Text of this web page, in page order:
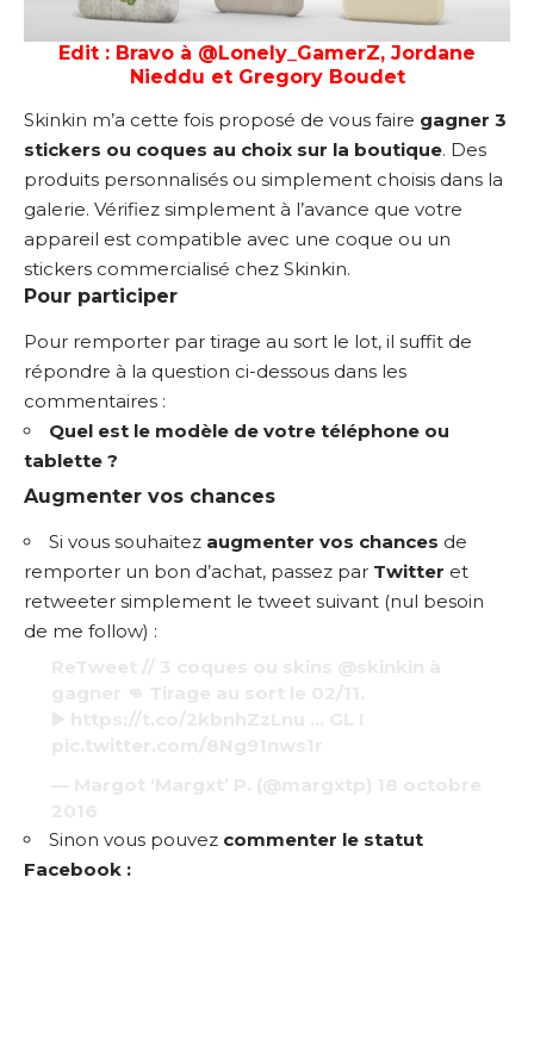
Edit : Bravo à @Lonely_GamerZ, Jordane
Nieddu et Gregory Boudet
Skinkin m’a cette fois proposé de vous faire gagner 3
stickers ou coques au choix sur la boutique. Des
produits personnalisés ou simplement choisis dans la
galerie. Vérifiez simplement à l’avance que votre
appareil est compatible avec une coque ou un
stickers commercialisé chez Skinkin.
Pour participer
Pour remporter par tirage au sort le lot, il suffit de
répondre à la question ci-dessous dans les
commentaires :
Quel est le modèle de votre téléphone ou
tablette ?
Augmenter vos chances
Si vous souhaitez augmenter vos chances de
remporter un bon d’achat, passez par Twitter et
retweeter simplement le tweet suivant (nul besoin
de me follow) :
Sinon vous pouvez commenter le statut
Facebook :